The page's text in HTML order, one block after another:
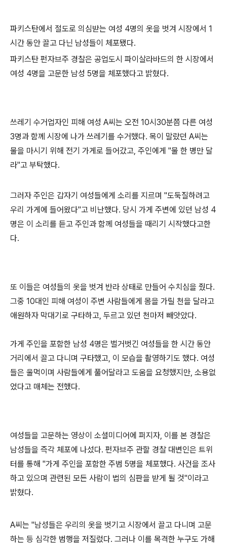
파키스탄에서 절도로 의심받는 여성 4명의 옷을 벗겨 시장에서 1
시간 동안 끌고 다닌 남성들이 체포됐다.
파키스탄 펀자브주 경찰은 공업도시 파이살라바드의 한 시장에서
여성 4명을 고문한 남성 5명을 체포했다고 밝혔다.
쓰레기 수거업자인 피해 여성 A씨는 오전 10시30분쯤 다른 여성
3명과 함께 시장에 나가 쓰레기를 수거했다. 목이 말랐던 A씨는
물을 마시기 위해 전기 가게로 들어갔고, 주인에게 "물 한 병만 달
라"고 부탁했다.
그러자 주인은 갑자기 여성들에게 소리를 지르며 "도둑질하려고
우리 가게에 들어왔다"고 비난했다. 당시 가게 주변에 있던 남성 4
명은 이 소리를 듣고 주인과 함께 여성들을 때리기 시작했다고한
다.
또 이들은 여성들의 옷을 벗겨 반라 상태로 만들어 수치심을 줬다.
그중 10대인 피해 여성이 주변 사람들에게 몸을 가릴 천을 달라고
애원하자 막대기로 구타하고, 두르고 있던 천마저 빼앗았다.
가게 주인을 포함한 남성 4명은 벌거벗긴 여성들을 한 시간 동안
거리에서 끌고 다니며 구타했고, 이 모습을 촬영하기도 했다. 여성
들은 울먹이며 사람들에게 풀어달라고 도움을 요청했지만, 소용없
었다고 매체는 전했다.
여성들을 고문하는 영상이 소셜미디어에 퍼지자, 이를 본 경찰은
남성들을 즉각 체포에 나섰다. 펀자브주 관할 경찰 대변인은 트위
터를 통해 "가게 주인을 포함한 주범 5명을 체포했다. 사건을 조사
하고 있으며 관련된 모든 사람이 법의 심판을 받게 될 것"이라고
밝혔다.
A씨는 "남성들은 우리의 옷을 벗기고 시장에서 끌고 다니며 고문
하는 등 심각한 범행을 저질렀다. 그러나 이를 목격한 누구도 가해